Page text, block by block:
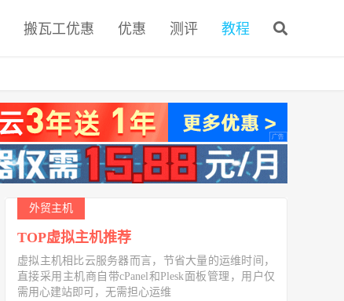
搬瓦工优惠 优惠 测评 教程
外贸主机
TOP虚拟主机推荐
虚拟主机相比云服务器而言，节省大量的运维时间，
直接采用主机商自带cPanel和Plesk面板管理，用户仅
需用心建站即可，无需担心运维